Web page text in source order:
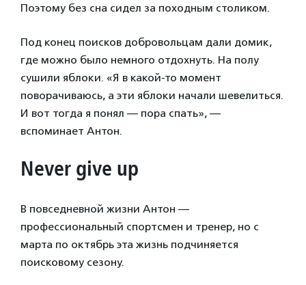
Поэтому без сна сидел за походным столиком.
Под конец поисков добровольцам дали домик,
где можно было немного отдохнуть. На полу
сушили яблоки. «Я в какой-то момент
поворачиваюсь, а эти яблоки начали шевелиться.
И вот тогда я понял — пора спать», —
вспоминает Антон.
Never give up
В повседневной жизни Антон —
профессиональный спортсмен и тренер, но с
марта по октябрь эта жизнь подчиняется
поисковому сезону.